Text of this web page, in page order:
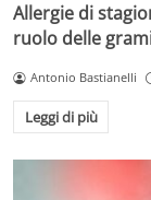
Allergie di
ruolo delle
Antonio Bastianelli
Leggi di più